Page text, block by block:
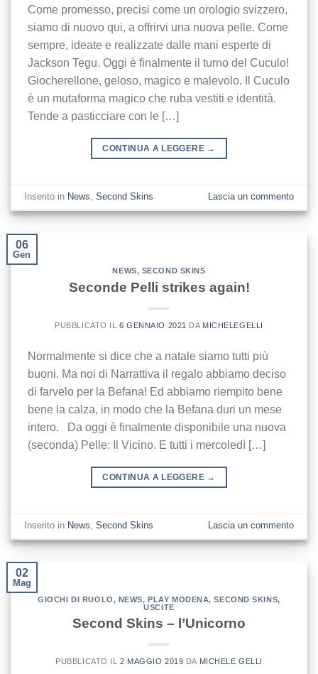
Come promesso, precisi come un orologio svizzero,
siamo di nuovo qui, a offrirvi una nuova pelle. Come
sempre, ideate e realizzate dalle mani esperte di
Jackson Tegu. Oggi è finalmente il turno del Cuculo!
Giocherellone, geloso, magico e malevolo. Il Cuculo
è un mutaforma magico che ruba vestiti e identità.
Tende a pasticciare con le […]
CONTINUA A LEGGERE →
Inserito in News,Second Skins Lascia un commento
06
Gen
NEWS, SECOND SKINS
Seconde Pelli strikes again!
PUBBLICATO IL 6 GENNAIO 2021 DA MICHELEGELLI
Normalmente si dice che a natale siamo tutti più
buoni. Ma noi di Narrattiva il regalo abbiamo deciso
di farvelo per la Befana! Ed abbiamo riempito bene
bene la calza, in modo che la Befana duri un mese
intero. Da oggi è finalmente disponibile una nuova
(seconda) Pelle: Il Vicino. E tutti i mercoledì […]
CONTINUA A LEGGERE →
Inserito in News ,Second Skins Lascia un commento
02
Mag
GIOCHI DI RUOLO, NEWS,PLAY MODENA,SECOND SKINS,
USCITE
Second Skins – l’Unicorno
PUBBLICATO IL2 MAGGIO 2019 DA MICHELE GELLI